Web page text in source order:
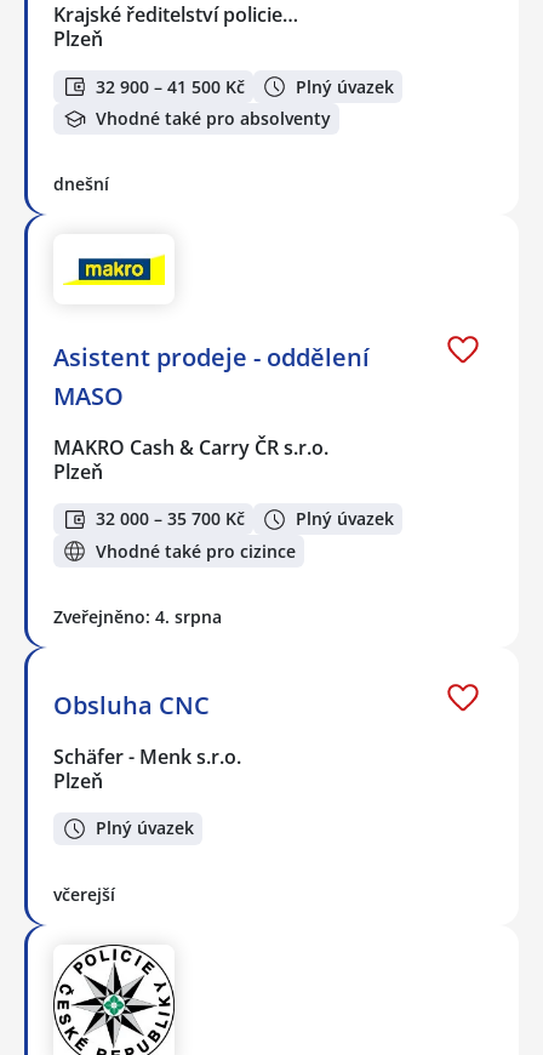
Krajské ředitelství policie…
Plzeň
32 900 – 41 500 Kč
Plný úvazek
Vhodné také pro absolventy
dnešní
Asistent prodeje - oddělení
MASO
MAKRO Cash & Carry ČR s.r.o.
Plzeň
32 000 – 35 700 Kč
Plný úvazek
Vhodné také pro cizince
Zveřejněno: 4. srpna
Obsluha CNC
Schäfer - Menk s.r.o.
Plzeň
Plný úvazek
včerejší